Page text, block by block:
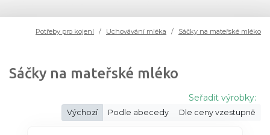
Potřeby pro kojení Uchovávání mléka Sáčky na mateřské mléko
Sáčky na mateřské mléko
Seřadit výrobky:
Výchozí Podle abecedy Dle ceny vzestupně